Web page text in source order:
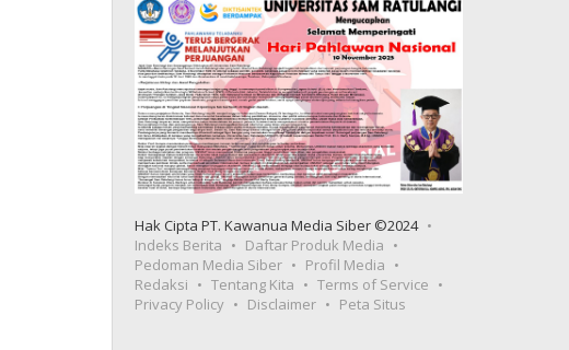
Hak Cipta PT. Kawanua Media Siber ©2024
Indeks Berita
Daftar Produk Media
Pedoman Media Siber
Profil Media
Redaksi
Tentang Kita
Terms of Service
Privacy Policy
Disclaimer Peta Situs